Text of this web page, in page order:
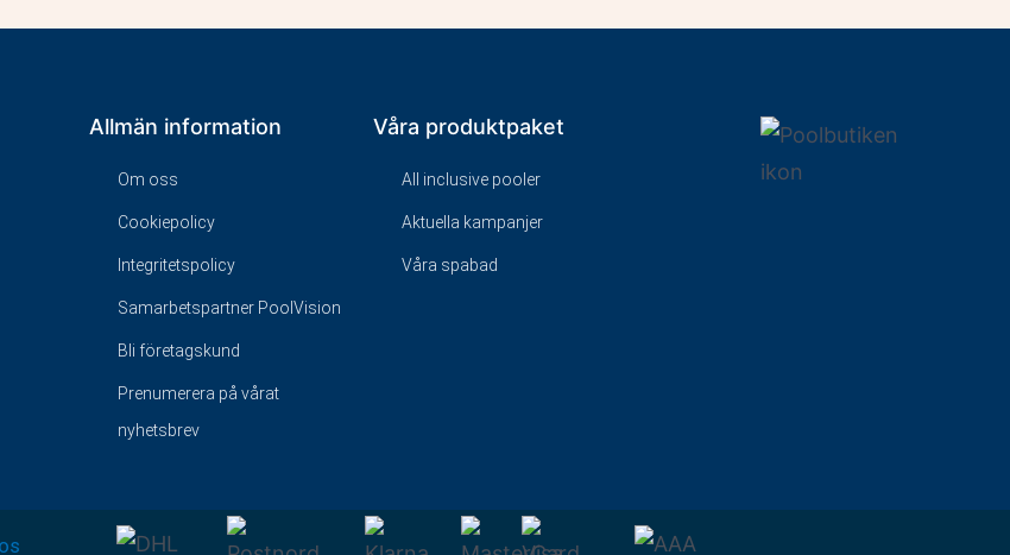
Allmän information
Om oss
Cookiepolicy
Integritetspolicy
Samarbetspartner PoolVision
Bli företagskund
Prenumerera på vårat
nyhetsbrev
Våra produktpaket
All inclusive pooler
Aktuella kampanjer
Våra spabad